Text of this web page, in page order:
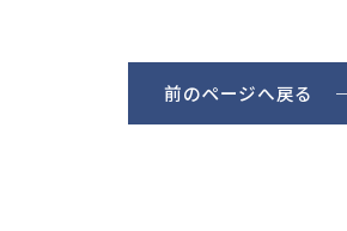
前のページへ戻る